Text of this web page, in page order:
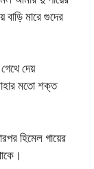
বাড়ি মারে গুদের
দেয়
মতো শক্ত
হিমেল গায়ের